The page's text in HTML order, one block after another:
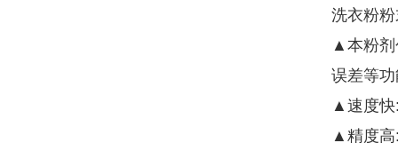
洗衣粉
▲本粉剂
误差等
▲速度快
▲精度高